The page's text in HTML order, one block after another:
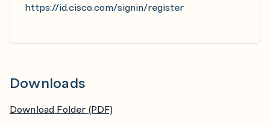
Configure ECN
Module Summary
Traffic Policing and Shaping Overview
https://id.cisco.com/signin/register
Downloads
Download Folder (PDF)